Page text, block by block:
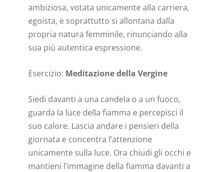
ambiziosa, votata unicamente alla carriera,
egoista, e soprattutto si allontana dalla
propria natura femminile, rinunciando alla
sua più autentica espressione.
Esercizio: Meditazione della Vergine
Siedi davanti a una candela o a un fuoco,
guarda la luce della fiamma e percepisci il
suo calore. Lascia andare i pensieri della
giornata e concentra l’attenzione
unicamente sulla luce. Ora chiudi gli occhi e
mantieni l’immagine della fiamma davanti a